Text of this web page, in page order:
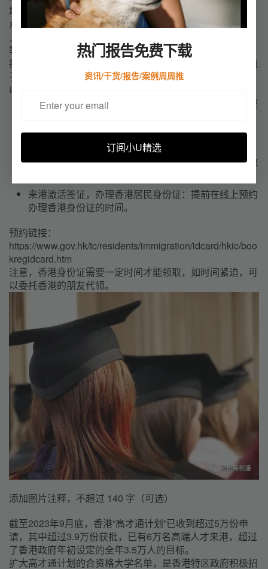
热门报告免费下载
资讯/干货/报告/案例周周推
订阅小U精选
填写表格，上传资料
点击“网上申请高才通计划来港”后，按照指示填写表格，并
等待审核
提交申请后，等待政府审核。审核完成后，申请者将通过电
子邮件收到相关结果通知。
收到获批电邮后续
缴费和领取电子签证：
获批后，根据邮件中的指引缴费
并下载电子签证，注意缴费的有效期限。
办理港澳通行证的逗留签注（D签注）：逗留签注有效
期为2年，多次往返，同一天内可以无限次数往返。如
果通行证背面是旅游签注，需要更换为逗留签注才能激
来港激活签证，办理香港居民身份证： 提前在线上预约
办理香港身份证的时间。
预约链接：
https://www.gov.hk/tc/residents/immigration/idcard/hkic/boo
kregidcard.htm
注意，香港身份证需要一定时间才能领取，如时间紧迫，可
以委托香港的朋友代领。
添加图片注释，不超过 140 字（可选）
截至2023年9月底，香港“高才通计划”已收到超过5万份申
请，其中超过3.9万份获批，已有6万名高端人才来港，超过
了香港政府年初设定的全年3.5万人的目标。
扩大高才通计划的合资格大学名单，是香港特区政府积极招